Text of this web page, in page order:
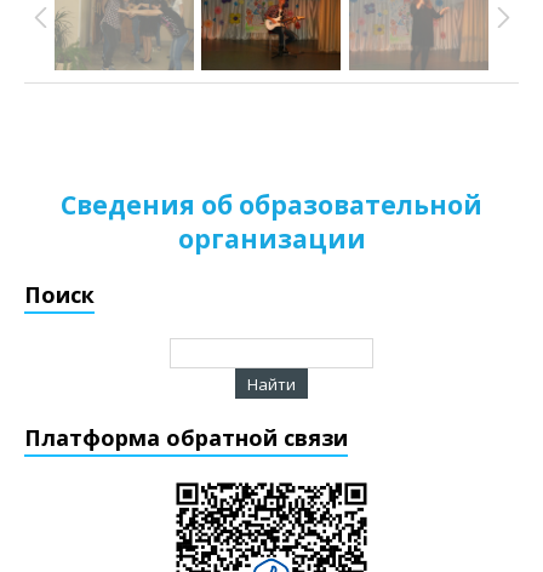
Сведения об образовательной
организации
Поиск
Платформа обратной связи